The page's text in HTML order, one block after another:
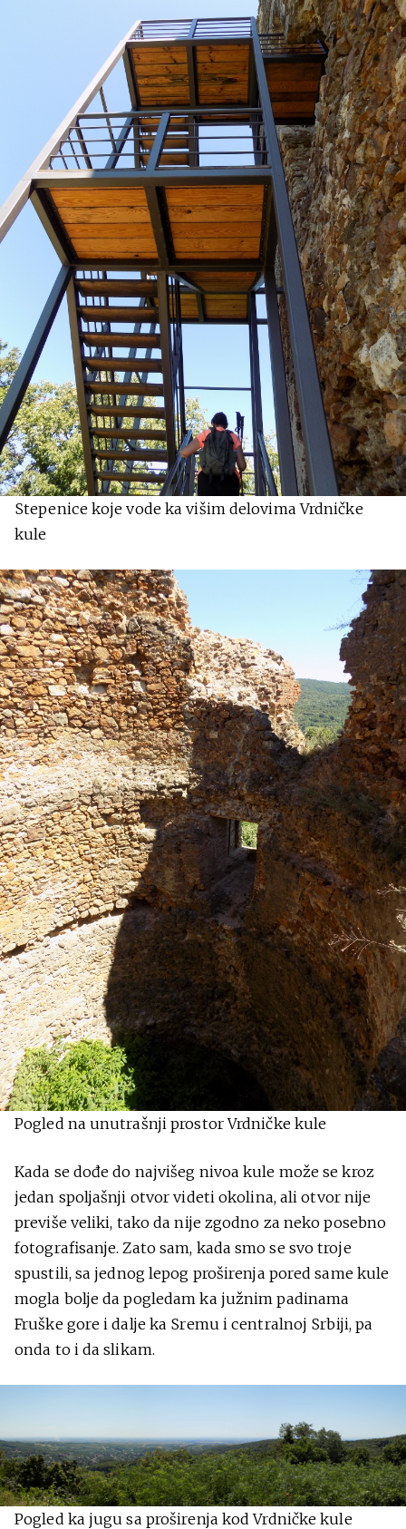
Stepenice koje vode ka višim delovima Vrdničke
kule
Pogled na unutrašnji prostor Vrdničke kule
Kada se dođe do najvišeg nivoa kule može se kroz
jedan spoljašnji otvor videti okolina, ali otvor nije
previše veliki, tako da nije zgodno za neko posebno
fotografisanje. Zato sam, kada smo se svo troje
spustili, sa jednog lepog proširenja pored same kule
mogla bolje da pogledam ka južnim padinama
Fruške gore i dalje ka Sremu i centralnoj Srbiji, pa
onda to i da slikam.
Pogled ka jugu sa proširenja kod Vrdničke kule